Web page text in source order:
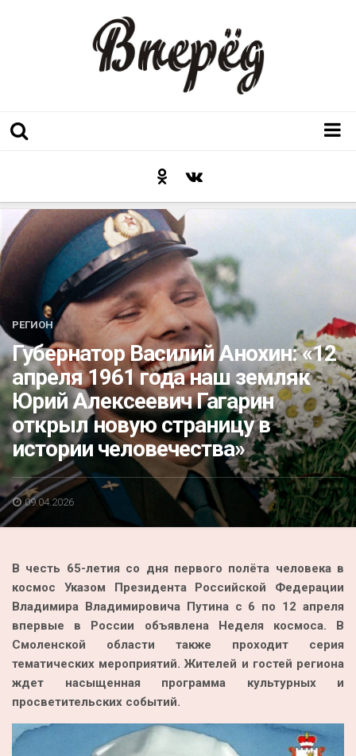
Послесловие к празднику
Факт
Неожиданный ракурс
Контакты
Люди родного края
Акция
К 70-летию районного Дома культуры
Конкурс
Люди родного края
Национальные проекты
Память
Перепись — 2020
РЕГИОН
Губернатор Василий Анохин: «12
апреля 1961 года наш земляк
Юрий Алексеевич Гагарин
открыл новую страницу в
истории человечества»
09.04.2026
В честь 65-летия со дня первого полёта человека в
космос Указом Президента Российской Федерации
Владимира Владимировича Путина с 6 по 12 апреля
впервые в России объявлена Неделя космоса. В
Смоленской области также проходит серия
тематических мероприятий. Жителей и гостей региона
ждет насыщенная программа культурных и
просветительских событий.